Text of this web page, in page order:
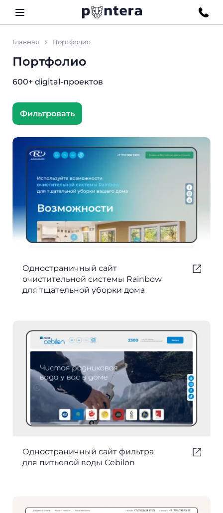
Главная Портфолио
Портфолио
600+ digital-проектов
Фильтровать
Одностраничный сайт
очистительной системы Rainbow
для тщательной уборки дома
Одностраничный сайт фильтра
для питьевой воды Cebilon